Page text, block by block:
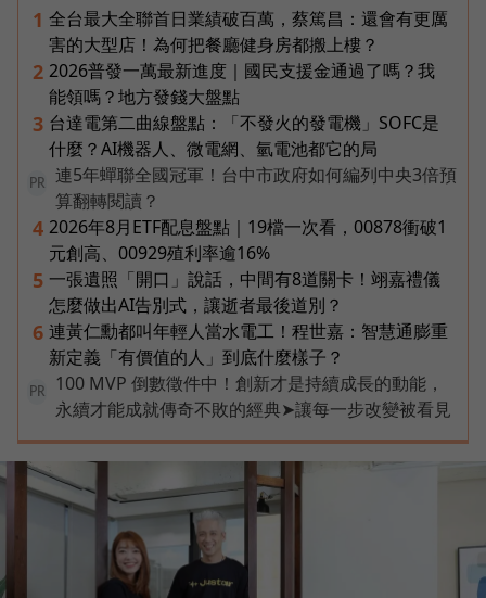
1 全台最大全聯首日業績破百萬，蔡篤昌：還會有更厲
害的大型店！為何把餐廳健身房都搬上樓？
2 2026普發一萬最新進度｜國民支援金通過了嗎？我
能領嗎？地方發錢大盤點
3 台達電第二曲線盤點：「不發火的發電機」SOFC是
什麼？AI機器人、微電網、氫電池都它的局
PR
連5年蟬聯全國冠軍！台中市政府如何編列中央3倍預
算翻轉閱讀？
4 2026年8月ETF配息盤點｜19檔一次看，00878衝破1
元創高、00929殖利率逾16%
5 一張遺照「開口」說話，中間有8道關卡！翊嘉禮儀
怎麼做出AI告別式，讓逝者最後道別？
6 連黃仁勳都叫年輕人當水電工！程世嘉：智慧通膨重
新定義「有價值的人」到底什麼樣子？
PR
100 MVP 倒數徵件中！創新才是持續成長的動能，
永續才能成就傳奇不敗的經典➤讓每一步改變被看見